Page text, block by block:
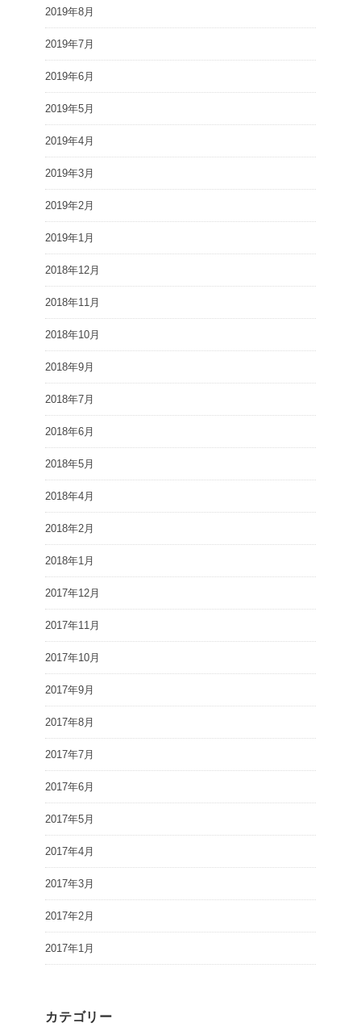
2019年8月
2019年7月
2019年6月
2019年5月
2019年4月
2019年3月
2019年2月
2019年1月
2018年12月
2018年11月
2018年10月
2018年9月
2018年7月
2018年6月
2018年5月
2018年4月
2018年2月
2018年1月
2017年12月
2017年11月
2017年10月
2017年9月
2017年8月
2017年7月
2017年6月
2017年5月
2017年4月
2017年3月
2017年2月
2017年1月
カテゴリー